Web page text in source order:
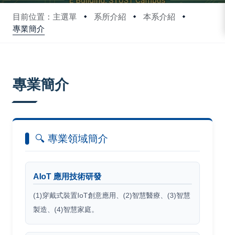
目前位置：主選單 系所介紹
本系介紹
專業簡介
專業簡介
🔍 專業領域簡介
AIoT 應用技術研發
(1)穿戴式裝置IoT創意應用、(2)智慧醫療、(3)智慧
製造、(4)智慧家庭。